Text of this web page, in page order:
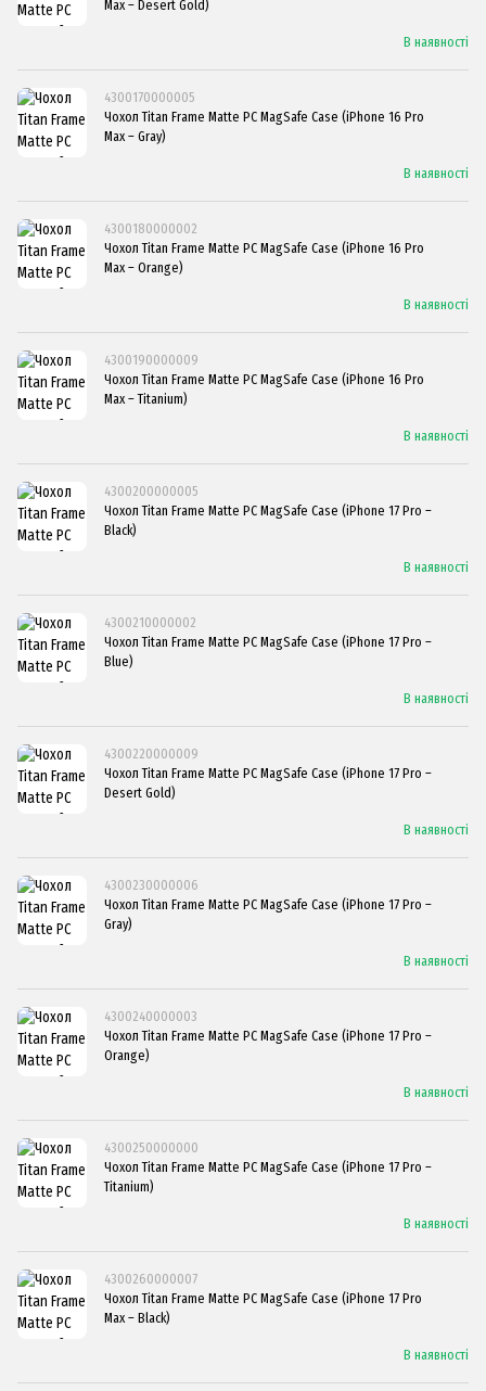
Max – Desert Gold)
В наявності
4300170000005
Чохол Titan Frame Matte PC MagSafe Case (iPhone 16 Pro
Max – Gray)
В наявності
4300180000002
Чохол Titan Frame Matte PC MagSafe Case (iPhone 16 Pro
Max – Orange)
В наявності
4300190000009
Чохол Titan Frame Matte PC MagSafe Case (iPhone 16 Pro
Max – Titanium)
В наявності
4300200000005
Чохол Titan Frame Matte PC MagSafe Case (iPhone 17 Pro –
Black)
В наявності
4300210000002
Чохол Titan Frame Matte PC MagSafe Case (iPhone 17 Pro –
Blue)
В наявності
4300220000009
Чохол Titan Frame Matte PC MagSafe Case (iPhone 17 Pro –
Desert Gold)
В наявності
4300230000006
Чохол Titan Frame Matte PC MagSafe Case (iPhone 17 Pro –
Gray)
В наявності
4300240000003
Чохол Titan Frame Matte PC MagSafe Case (iPhone 17 Pro –
Orange)
В наявності
4300250000000
Чохол Titan Frame Matte PC MagSafe Case (iPhone 17 Pro –
Titanium)
В наявності
4300260000007
Чохол Titan Frame Matte PC MagSafe Case (iPhone 17 Pro
Max – Black)
В наявності